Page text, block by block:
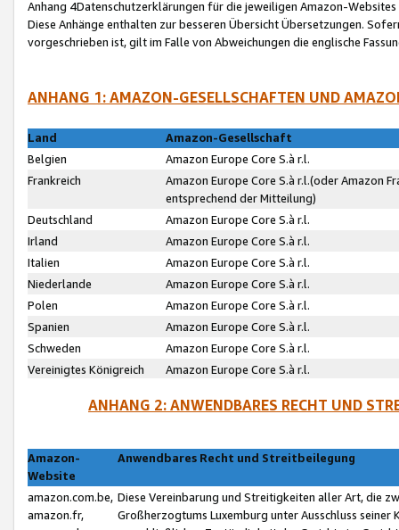
Anhang 4Datenschutzerklärungen für die jeweiligen Amazon-Websites
Diese Anhänge enthalten zur besseren Übersicht Übersetzungen.
vorgeschrieben ist, gilt im Falle von Abweichungen die englische
ANHANG 1: AMAZON-GESELLSCHAFTEN UND
Land
Amazon-Gesellschaft
Belgien
Amazon Europe Core S.à r.l.
Frankreich
Amazon Europe Core S.à r.l.(oder Amazon
entsprechend der Mitteilung)
Deutschland
Amazon Europe Core S.à r.l.
Irland
Amazon Europe Core S.à r.l.
Italien
Amazon Europe Core S.à r.l.
Niederlande
Amazon Europe Core S.à r.l.
Polen
Amazon Europe Core S.à r.l.
Spanien
Amazon Europe Core S.à r.l.
Schweden
Amazon Europe Core S.à r.l.
Vereinigtes Königreich
Amazon Europe Core S.à r.l.
ANHANG 2: ANWENDBARES RECHT UND
Amazon-
Website
Anwendbares Recht und Streitbeilegung
amazon.com.be,
amazon.fr,
Diese Vereinbarung und Streitigkeiten aller Art, die
Großherzogtums Luxemburg unter Ausschluss